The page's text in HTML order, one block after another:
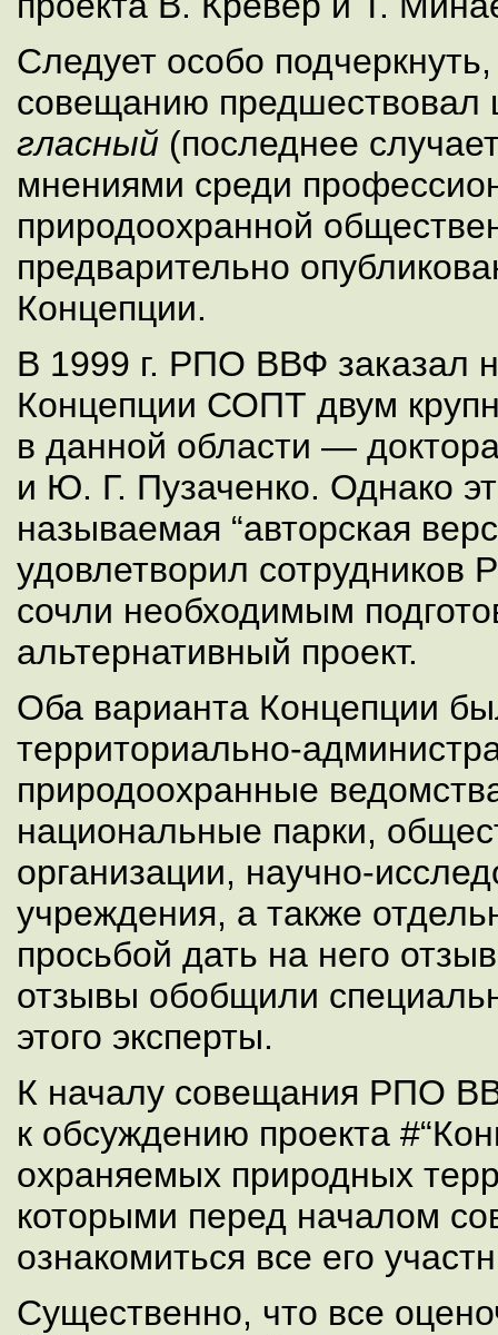
Следует особо
совещанию предшествовал
гласный (последнее
мнениями среди
природоохранной
предварительно
Концепции.
В 1999 г. РПО ВВФ заказал
Концепции СОПТ двум
в данной области —
и Ю. Г. Пузаченко. Однако
называемая “авторская
удовлетворил
сочли необходимым
альтернативный проект.
Оба варианта Концепции
территориально-
природоохранные
национальные парки,
организации, научно-
учреждения, а также
просьбой дать на него
отзывы обобщили
этого эксперты.
К началу совещания РПО
к обсуждению проекта
охраняемых природных
которыми перед началом
ознакомиться все его
Существенно, что все